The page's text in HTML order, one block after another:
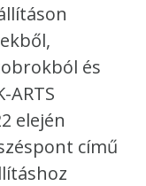
és
ARTS
elején
című